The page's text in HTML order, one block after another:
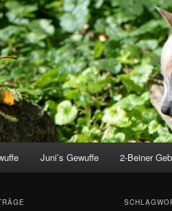
Juni’s Gewuffe 2-Beiner